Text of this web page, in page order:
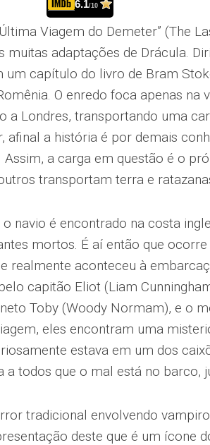
6.1/10
Viagem do Demeter” (The
muitas adaptações de Drácula.
um capítulo do livro de Bram
O enredo foca apenas na
a Londres, transportando uma
afinal a história é por demais
a carga em questão é o
transportam terra e
navio é encontrado na costa
mortos. É aí então que
realmente aconteceu à
capitão Eliot (Liam
Toby (Woody Normam), e o
eles encontram uma
estava em um dos
a todos que o mal está no barco,
tradicional envolvendo
deste que é um ícone